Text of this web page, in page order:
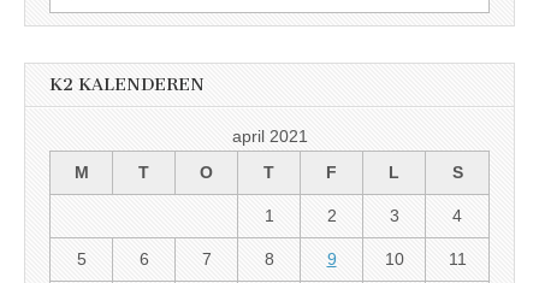
etter:
K2 KALENDEREN
april 2021
M
T O T F L S
1 2 3 4
5 6 7 8 9 10 11